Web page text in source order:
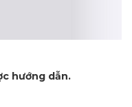
hướng dẫn.